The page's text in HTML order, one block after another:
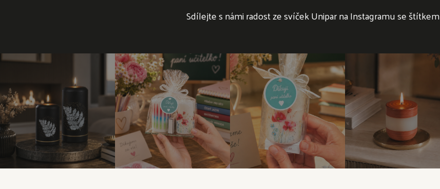
Sdílejte s námi radost ze svíček Unipar na Instagramu se štítkem